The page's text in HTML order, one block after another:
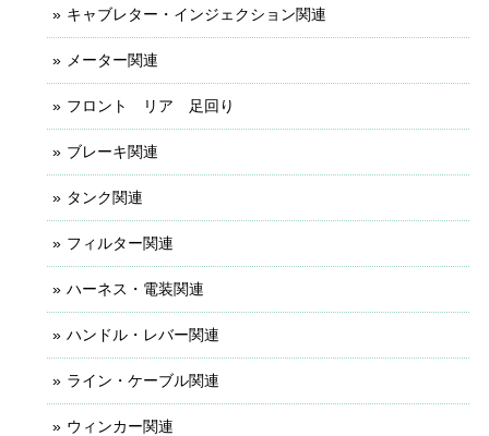
キャブレター・インジェクション関連
メーター関連
フロント リア 足回り
ブレーキ関連
タンク関連
フィルター関連
ハーネス・電装関連
ハンドル・レバー関連
ライン・ケーブル関連
ウィンカー関連